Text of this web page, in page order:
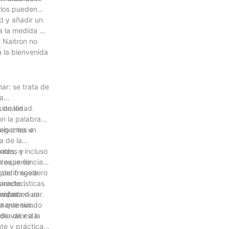
pueden
y añadir un
medida de
Naitron no
la bienvenida
se trata de
de los
la palabra
e
crea un
de la
y
de
o incluso
experiencia
del fregadero
suele
ofrecen un
para durar.
que sus
valor a la
de esta
y práctica.